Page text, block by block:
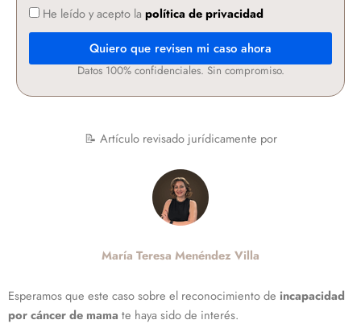
He leído y acepto la política de privacidad
Quiero que revisen mi caso ahora
Datos 100% confidenciales. Sin compromiso.
📝 Artículo revisado jurídicamente por
María Teresa Menéndez Villa
Esperamos que este caso sobre el reconocimiento de incapacidad
por cáncer de mama te haya sido de interés.